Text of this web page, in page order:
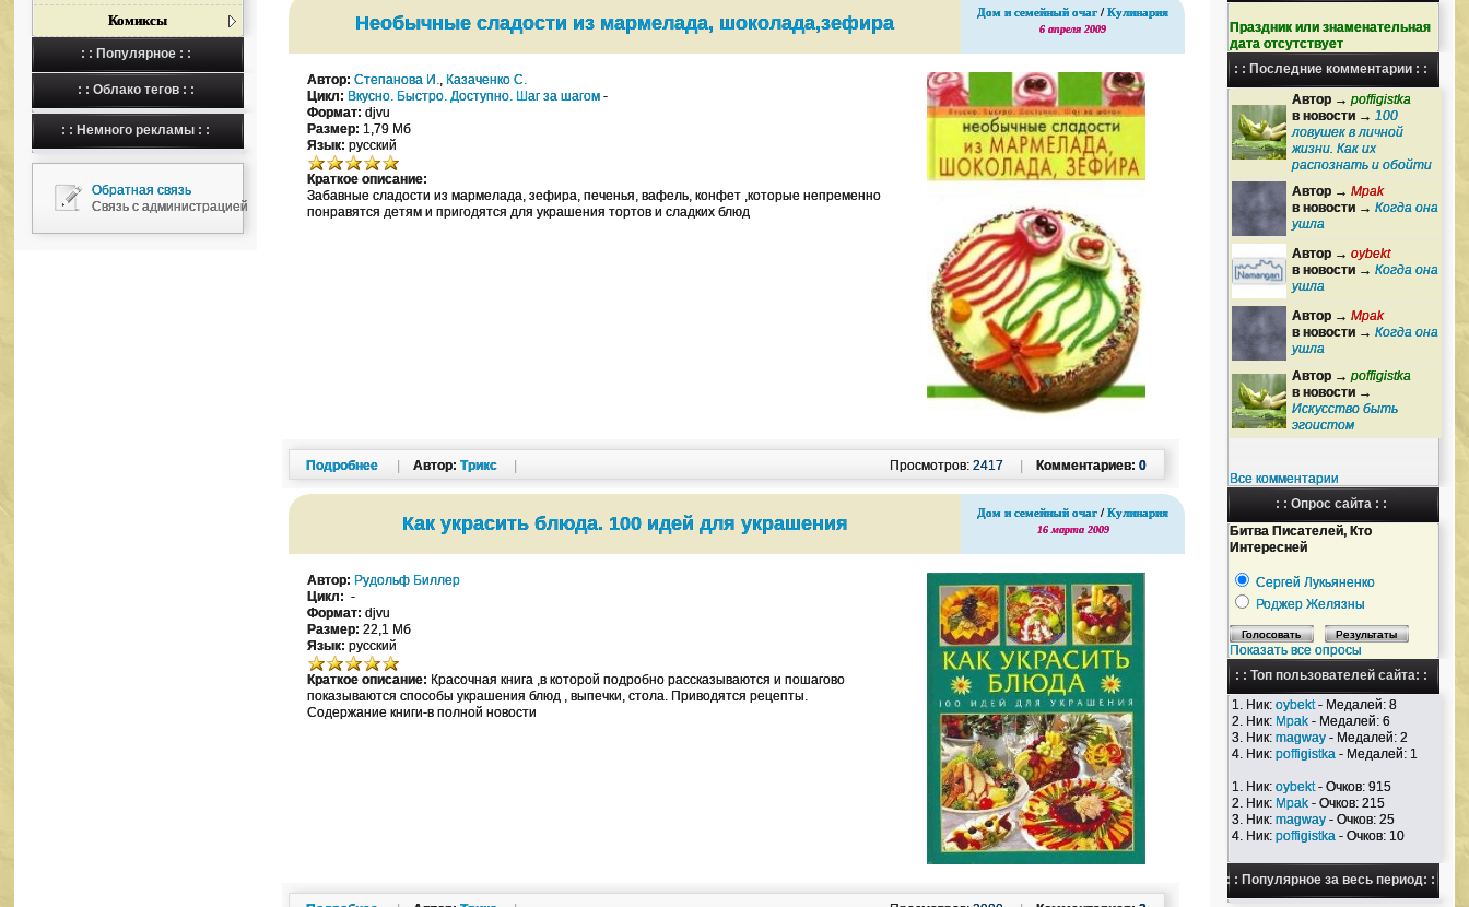
Комиксы
: : Популярное : :
: : Облако тегов : :
: : Немного рекламы : :
Обратная связь
Связь с администрацией
Праздник или знаменательная
дата отсутствует
: : Последние комментарии : :
Автор → poffigistka
в новости → 100
ловушек в личной
жизни. Как их
распознать и обойти
Автор → Mpak
в новости → Когда она
ушла
Автор → oybekt
в новости → Когда она
ушла
Автор → Mpak
в новости → Когда она
ушла
Автор → poffigistka
в новости →
Искусство быть
эгоистом
Все комментарии
: : Опрос сайта : :
Битва Писателей, Кто
Интересней
Сергей Лукьяненко
Роджер Желязны
Показать все опросы
: : Топ пользователей сайта: :
1. Ник: oybekt- Медалей: 8
2. Ник: Mpak- Медалей: 6
3. Ник: magway- Медалей: 2
4. Ник: poffigistka- Медалей: 1
1. Ник: oybekt- Очков: 915
2. Ник: Mpak- Очков: 215
3. Ник: magway- Очков: 25
4. Ник: poffigistka- Очков: 10
: : Популярное за весь период: :
Необычные сладости из мармелада, шоколада,зефира Дом и семейный очаг /Кулинария
6 апреля 2009
Автор: Степанова И., Казаченко С.
Цикл: Вкусно. Быстро. Доступно. Шаг за шагом -
Формат: djvu
Размер: 1,79 Мб
Язык: русский
Краткое описание:
Забавные сладости из мармелада, зефира, печенья, вафель, конфет ,которые непременно
понравятся детям и пригодятся для украшения тортов и сладких блюд
Подробнее Автор:Трикс Комментариев: 0
Просмотров: 2417
Как украсить блюда. 100 идей для украшения Дом и семейный очаг /Кулинария
16 марта 2009
Автор: Рудольф Биллер
Цикл: -
Формат: djvu
Размер: 22,1 Мб
Язык: русский
Краткое описание: Красочная книга ,в которой подробно рассказываются и пошагово
показываются способы украшения блюд , выпечки, стола. Приводятся рецепты.
Содержание книги-в полной новости